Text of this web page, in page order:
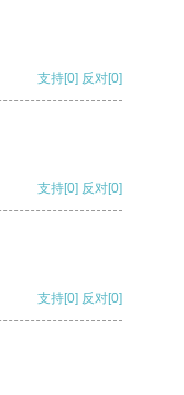
支持[0] 反对[0]
支持[0] 反对[0]
支持[0] 反对[0]